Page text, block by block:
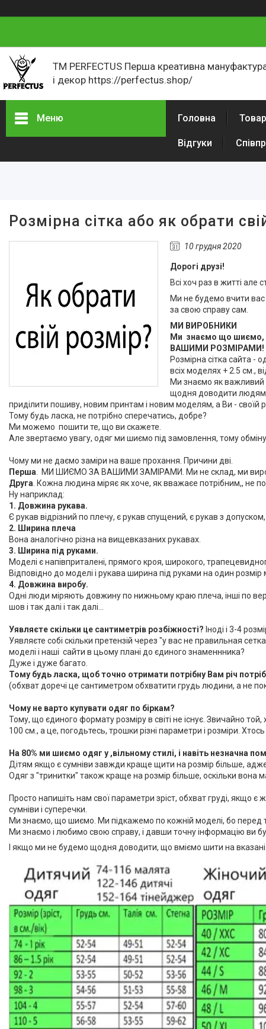
ТМ PERFECTUS Перша креативна
і декор https://perfectus.shop/
Меню
Портфоліо
Статті
Головна
Відгуки
Розмірна сітка або як обрати
10 грудня 2020
Дорогі друзі!
Всі хоч раз в житті але
Ми не будемо вчити вас
за свою справу сам.
МИ ВИРОБНИКИ
Ми знаємо що шиємо,
ВАШИМИ РОЗМІРАМИ!
Розмірна сітка сайта -
всіх моделях + 2.5 см.,
Ми знаємо як важливий
щодня доводити людям,
приділити пошиву, новим принтам і новим моделям, а Ви - своїй
Тому будь ласка, не потрібно сперечатись, добре?
Ми можемо пошити те, що ви скажете.
Але звертаємо увагу, одяг ми шиємо під замовлення, тому
Чому ми не даємо заміри на ваше прохання. Причини дві.
Перша . МИ ШИЄМО ЗА ВАШИМИ ЗАМІРАМИ. Ми не склад, ми
Друга . Кожна людина міряє як хоче, як вважаєе потрібним,, не
Ну наприклад:
1. Довжина рукава.
Є рукав відрізний по плечу, є рукав спущений, є рукав з
2. Ширина плеча
Вона аналогічно різна на вищевказаних рукавах.
3. Ширина під руками.
Моделі є напівприталені, прямого кроя, широкого,
Відповідно до моделі і рукава ширина під руками на один
4. Довжина виробу.
Одні люди міряють довжину по нижньому краю плеча, інші по
шов і так далі і так далі...
Уявляєте скільки це сантиметрів розбіжності? Іноді і 3-4
Уявляєте собі скільки претензій через "у вас не правильная
моделі і наші сайти в цьому плані до єдиного знаменнника?
Дуже і дуже багато.
Тому будь ласка, щоб точно отримати потрібну Вам річ
(обхват доречі це сантиметром обхватити грудь людини, а не
Чому не варто купувати одяг по біркам?
Тому, що єдиного формату розміру в світі не існує. Звичайно
100 см., а це, погодьтесь, трошки різні параметри і розміри.
На 80% ми шиємо одяг у ,вільному стилі, і навіть незначна
Дітям якщо є сумніви завжди краще щити на розмір більше, адже
Одяг з "тринитки" також краще на розмір більше, оскільки вона
Просто напишіть нам свої параметри зріст, обхват груді, якщо є
сумніви і суперечки.
Ми знаємо, що шиємо. Ми підкажемо по кожній моделі, бо перед
Ми знаємо і любимо свою справу, і давши точну інформацію ви
І якщо ми не будемо щодня доводити, що вміємо шити на